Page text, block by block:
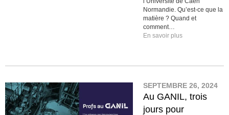
Normandie. Qu’est-ce que la
matière ? Quand et
comment…
En savoir plus
SEPTEMBRE 26, 2024
Au GANIL, trois
jours pour